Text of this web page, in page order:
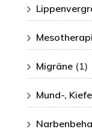
Migräne (1)
Mund-,